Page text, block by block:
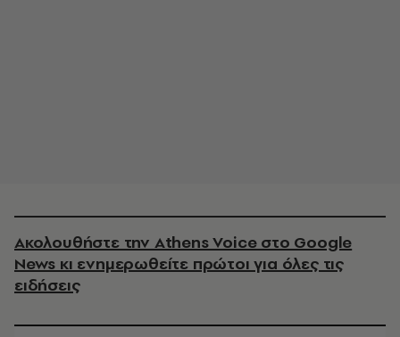
Ακολουθήστε την Athens Voice στο Google
News κι ενημερωθείτε πρώτοι για όλες τις
ειδήσεις